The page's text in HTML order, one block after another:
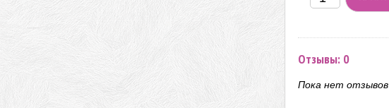
Отзывы: 0
Пока нет отзывов